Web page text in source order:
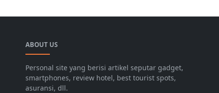
ABOUT US
Personal site yang berisi artikel seputar gadget,
smartphones, review hotel, best tourist spots,
asuransi, dll.